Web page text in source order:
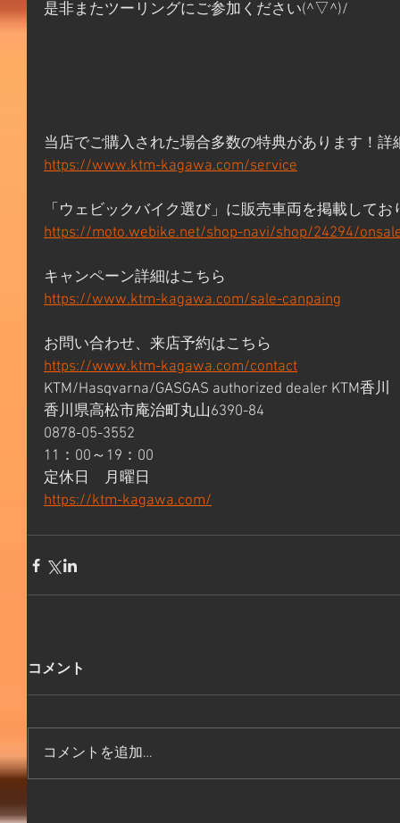
是非またツーリングにご参加ください(^▽^)/
当店でご購入された場合多数の特典があります！詳
https://www.ktm-kagawa.com/service
「ウェビックバイク選び」に販売車両を掲載してお
https://moto.webike.net/shop-navi/shop/24294/
キャンペーン詳細はこちら
https://www.ktm-kagawa.com/sale-canpaing
お問い合わせ、来店予約はこちら
https://www.ktm-kagawa.com/contact
KTM/Hasqvarna/GASGAS authorized dealer KTM香川
香川県高松市庵治町丸山6390-84
0878-05-3552
11：00～19：00
定休日　月曜日
https://ktm-kagawa.com/
コメント
コメントを追加…